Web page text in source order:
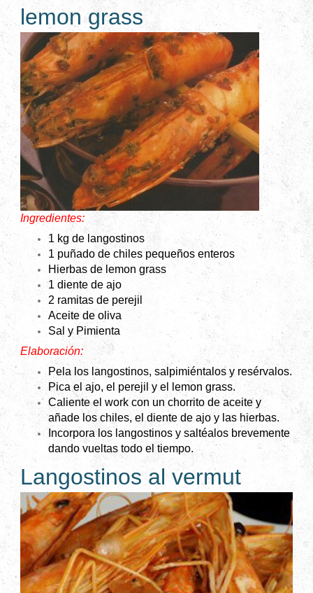
lemon grass
Ingredientes:
1 kg de langostinos
1 puñado de chiles pequeños enteros
Hierbas de lemon grass
1 diente de ajo
2 ramitas de perejil
Aceite de oliva
Sal y Pimienta
Elaboración:
Pela los langostinos, salpimiéntalos y resérvalos.
Pica el ajo, el perejil y el lemon grass.
Caliente el work con un chorrito de aceite y
añade los chiles, el diente de ajo y las hierbas.
Incorpora los langostinos y saltéalos brevemente
dando vueltas todo el tiempo.
Langostinos al vermut